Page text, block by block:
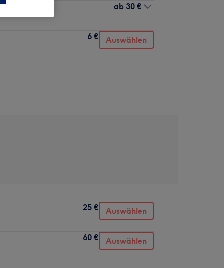
ab 30 €
6 € Auswählen
25 € Auswählen
60 € Auswählen